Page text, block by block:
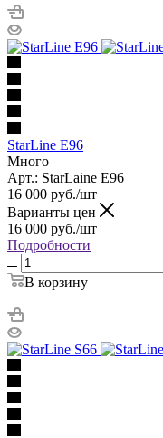
StarLine E96
Много
Арт.: StarLaine E96
16 000 руб./шт
Варианты цен
16 000 руб./шт
Подробности
В корзину